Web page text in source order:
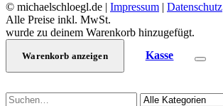
© michaelschloegl.de | Impressum | Datenschutz
Alle Preise inkl. MwSt.
wurde zu deinem Warenkorb hinzugefügt.
Warenkorb anzeigen Kasse